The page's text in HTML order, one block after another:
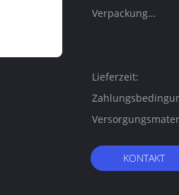
Verpackung
Lieferzeit:
KONTAKT